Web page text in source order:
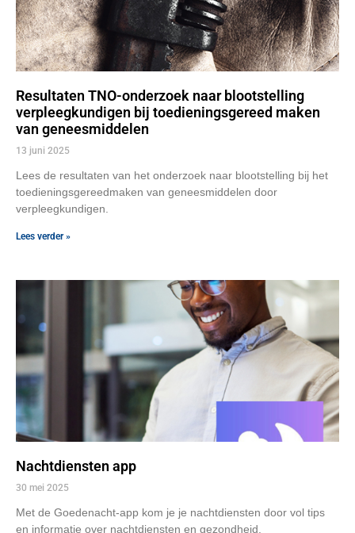
Resultaten TNO-onderzoek naar blootstelling
verpleegkundigen bij toedieningsgereed maken
van geneesmiddelen
13 juni 2025
Lees de resultaten van het onderzoek naar blootstelling bij het
toedieningsgereedmaken van geneesmiddelen door
verpleegkundigen.
Lees verder »
Nachtdiensten app
30 mei 2025
Met de Goedenacht-app kom je je nachtdiensten door vol tips
en informatie over nachtdiensten en gezondheid.